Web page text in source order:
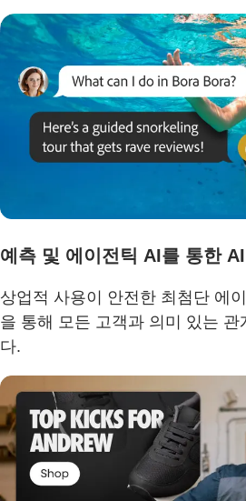
예측 및 에이전틱 AI를 통한
상업적 사용이 안전한 최첨단 에
을 통해 모든 고객과 의미 있는 관
다.